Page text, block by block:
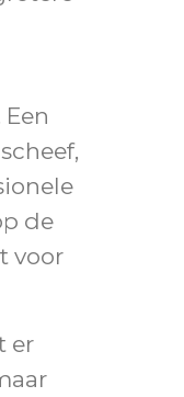
de
voor
er